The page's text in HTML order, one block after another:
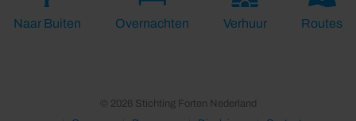
Naar Buiten Overnachten Verhuur Routes
© 2026 Stichting Forten Nederland